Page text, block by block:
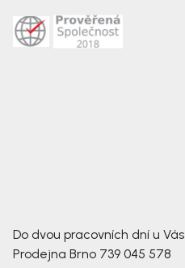
Do dvou pracovních dní u Vás
Prodejna Brno 739 045 578